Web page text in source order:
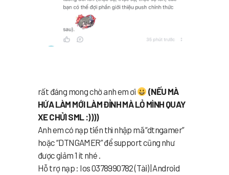
rất đáng mong chờ anh em ơi
(NẾU MÀ
HỨA LÀM MỚI LÀM ĐỈNH MÀ LỎ MÌNH QUAY
XE CHỬI SML :))))
Anh em có nạp tiền thì nhập mã “dtngamer”
hoặc “DTNGAMER” để support cũng như
được giảm 1 ít nhé .
Hỗ trợ nạp : Ios 0378990782 (Tài) | Android